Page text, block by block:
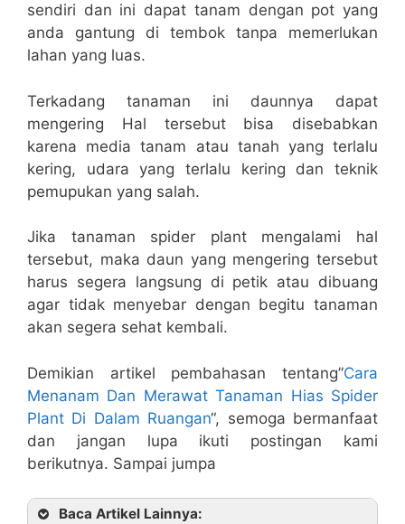
sendiri dan ini dapat tanam dengan pot yang
anda gantung di tembok tanpa memerlukan
lahan yang luas.
Terkadang tanaman ini daunnya dapat
mengering Hal tersebut bisa disebabkan
karena media tanam atau tanah yang terlalu
kering, udara yang terlalu kering dan teknik
pemupukan yang salah.
Jika tanaman spider plant mengalami hal
tersebut, maka daun yang mengering tersebut
harus segera langsung di petik atau dibuang
agar tidak menyebar dengan begitu tanaman
akan segera sehat kembali.
Demikian artikel pembahasan tentang”Cara
Menanam Dan Merawat Tanaman Hias Spider
Plant Di Dalam Ruangan“, semoga bermanfaat
dan jangan lupa ikuti postingan kami
berikutnya. Sampai jumpa
Baca Artikel Lainnya: